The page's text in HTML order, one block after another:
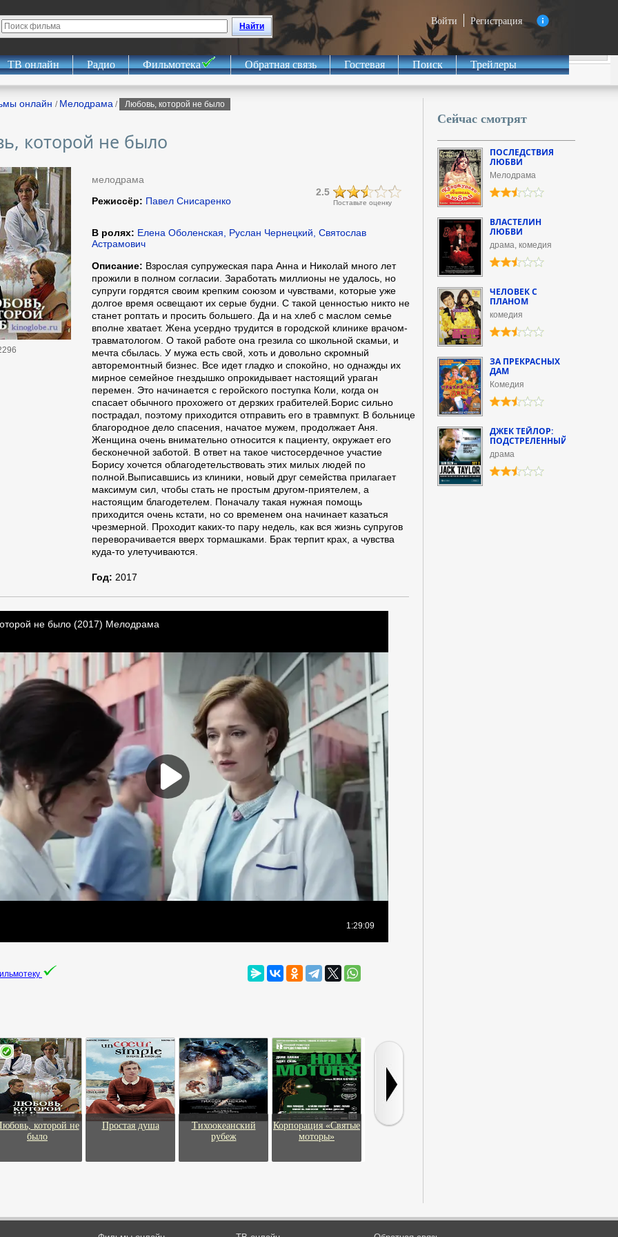
Войти Регистрация
Найти
ТВ онлайн Радио Фильмотека Обратная связь Гостевая Поиск Трейлеры
онлайн / Мелодрама / Любовь, которой не было
которой не было
мелодрама
Поставьте оценку
2.5
Режиссёр: Павел Снисаренко
В ролях: Елена Оболенская, Руслан Чернецкий, Святослав
Астрамович
Описание: Взрослая супружеская пара Анна и Николай много лет
прожили в полном согласии. Заработать миллионы не удалось, но
супруги гордятся своим крепким союзом и чувствами, которые уже
долгое время освещают их серые будни. С такой ценностью никто не
станет роптать и просить большего. Да и на хлеб с маслом семье
вполне хватает. Жена усердно трудится в городской клинике врачом-
травматологом. О такой работе она грезила со школьной скамьи, и
мечта сбылась. У мужа есть свой, хоть и довольно скромный
авторемонтный бизнес. Все идет гладко и спокойно, но однажды их
мирное семейное гнездышко опрокидывает настоящий ураган
перемен. Это начинается с геройского поступка Коли, когда он
спасает обычного прохожего от дерзких грабителей.Борис сильно
пострадал, поэтому приходится отправить его в травмпукт. В больнице
благородное дело спасения, начатое мужем, продолжает Аня.
Женщина очень внимательно относится к пациенту, окружает его
бесконечной заботой. В ответ на такое чистосердечное участие
Борису хочется облагодетельствовать этих милых людей по
полной.Выписавшись из клиники, новый друг семейства прилагает
максимум сил, чтобы стать не простым другом-приятелем, а
настоящим благодетелем. Поначалу такая нужная помощь
приходится очень кстати, но со временем она начинает казаться
чрезмерной. Проходит каких-то пару недель, как вся жизнь супругов
переворачивается вверх тормашками. Брак терпит крах, а чувства
куда-то улетучиваются.
Год: 2017
которой не
было
Простая душа
Тихоокеанский
рубеж
Корпорация «Святые
моторы»
Вампиры 3:
Сейчас смотрят
ПОСЛЕДСТВИЯ
ЛЮБВИ
Мелодрама
ВЛАСТЕЛИН
ЛЮБВИ
драма, комедия
ЧЕЛОВЕК С
ПЛАНОМ
комедия
ЗА ПРЕКРАСНЫХ
ДАМ
Комедия
ДЖЕК ТЕЙЛОР:
ПОДСТРЕЛЕННЫЙ
драма